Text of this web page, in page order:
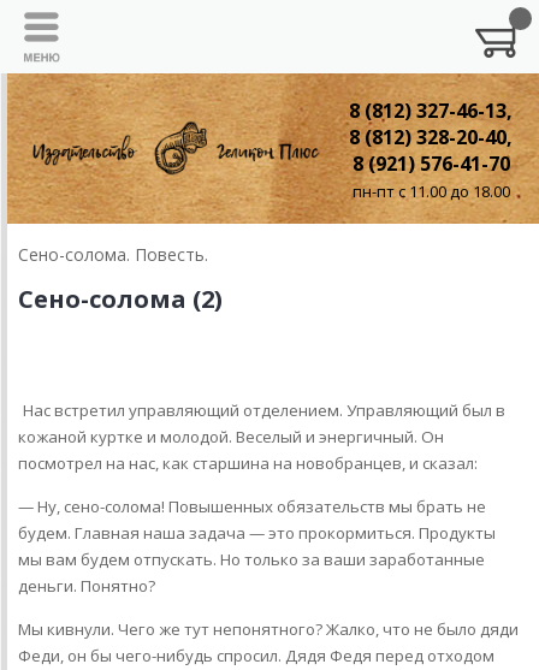
8 (812) 327-46-13,
8 (812) 328-20-40,
8 (921) 576-41-70
пн-пт с 11.00 до 18.00
Сено-солома. Повесть.
Сено-солома (2)
Нас встретил управляющий отделением. Управляющий был в
кожаной куртке и молодой. Веселый и энергичный. Он
посмотрел на нас, как старшина на новобранцев, и сказал:
— Ну, сено-солома! Повышенных обязательств мы брать не
будем. Главная наша задача — это прокормиться. Продукты
мы вам будем отпускать. Но только за ваши заработанные
деньги. Понятно?
Мы кивнули. Чего же тут непонятного? Жалко, что не было дяди
Феди, он бы чего-нибудь спросил. Дядя Федя перед отходом